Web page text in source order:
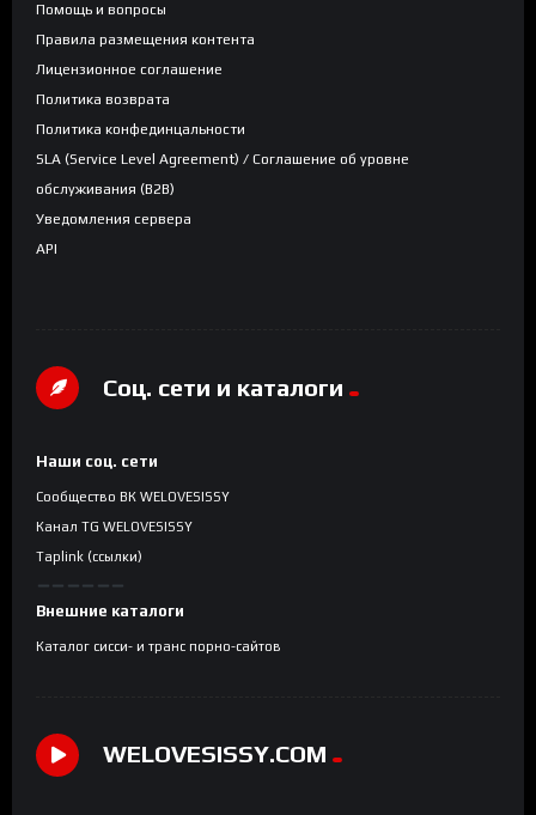
Помощь и вопросы
Правила размещения контента
Лицензионное соглашение
Политика возврата
Политика конфединцальности
SLA (Service Level Agreement) / Соглашение об уровне
обслуживания (B2B)
Уведомления сервера
API
Соц. сети и каталоги
Наши соц. сети
Сообщество ВК WELOVESISSY
Канал TG WELOVESISSY
Taplink (ссылки)
Внешние каталоги
Каталог сисси- и транс порно-сайтов
WELOVESISSY.COM